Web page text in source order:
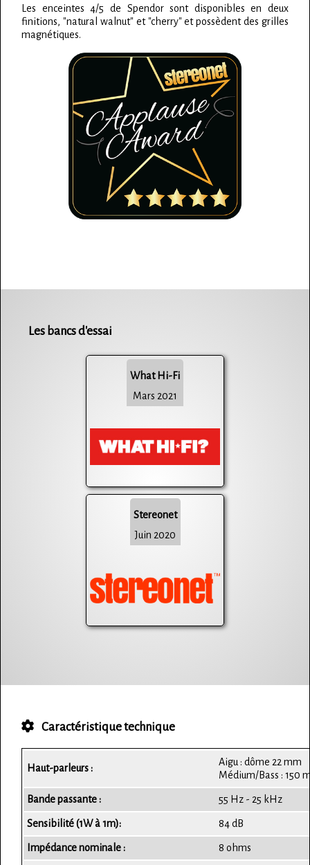
Les enceintes 4/5 de Spendor sont disponibles en deux
finitions, "natural walnut" et "cherry" et possèdent des grilles
magnétiques.
Les bancs d'essai
What Hi-Fi
Mars 2021
Stereonet
Juin 2020
Caractéristique technique
Haut-parleurs :
Aigu : dôme 22 mm
Médium/Bass : 150
Bande passante : 55 Hz - 25 kHz
Sensibilité (1W à 1m): 84 dB
Impédance nominale : 8 ohms